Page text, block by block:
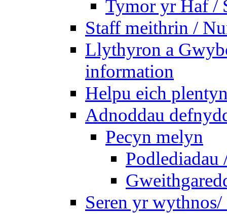
Tymor yr Haf /
Staff meithrin /
Llythyron a
information
Helpu eich
Adnoddau
Pecyn melyn
Podlediadau
Seren yr